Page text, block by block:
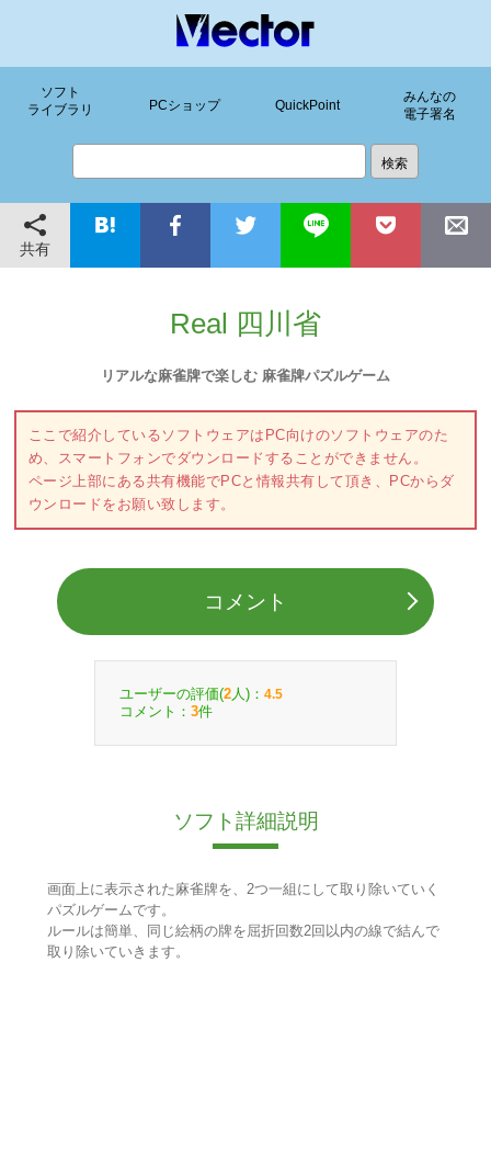
ソフト
ライブラリ
PCショップ QuickPoint
みんなの
電子署名
共有
Real 四川省
リアルな麻雀牌で楽しむ 麻雀牌パズルゲーム
ここで紹介しているソフトウェアはPC向けのソフトウェアのた
め、スマートフォンでダウンロードすることができません。
ページ上部にある共有機能でPCと情報共有して頂き、PCからダ
ウンロードをお願い致します。
コメント
ユーザーの評価(2 人)： 4.5
コメント： 3件
ソフト詳細説明
画面上に表示された麻雀牌を、2つ一組にして取り除いていく
パズルゲームです。
ルールは簡単、同じ絵柄の牌を屈折回数2回以内の線で結んで
取り除いていきます。